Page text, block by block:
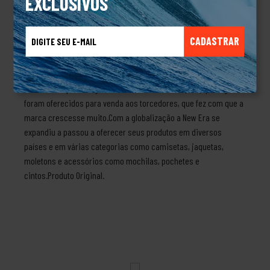
CADASTRAR
SNAPBACK- AJUSTÁVEL- ABA CURVA- BORDADO FRONTAL- MATERIAL:
100% ALGODÃO- IMPORTADO- LICENÇA OFICIALSobre a marca New
EraA marca de Buffalo (USA) já é centenária e iniciou em 1920
com o imigrante alemão Ehrhardt Koch fabricando chapéus,
boinas e toucas. Com o tempo se modernizaram e passaram a
fazer bonés para a liga de beisebol americana (MBL) que logo
foram oferecidos para venda aos torcedores, que fez com que a
marca crescesse muito.Com a globalização a New Era se
expandiu a passou a oferecer seus produtos em diversos
países e em várias categorias como camisetas, jaquetas,
moletons e acessórios como mochilas, pochetes e
cintos.Produto Original.